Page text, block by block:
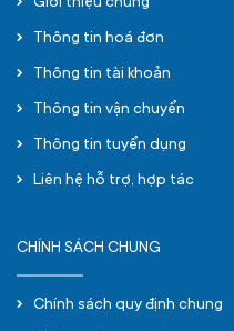
Thông tin hoá đơn
Thông tin tài khoản
Thông tin vận chuyển
Thông tin tuyển dụng
Liên hệ hỗ trợ, hợp tác
CHÍNH SÁCH CHUNG
Chính sách quy định chung